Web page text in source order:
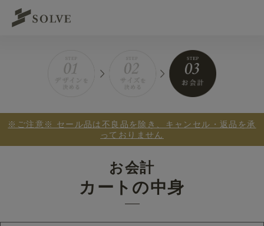
※ご注意※ セール品は不良品を除き、キャンセル・返品を承
っておりません
お会計
カートの中身